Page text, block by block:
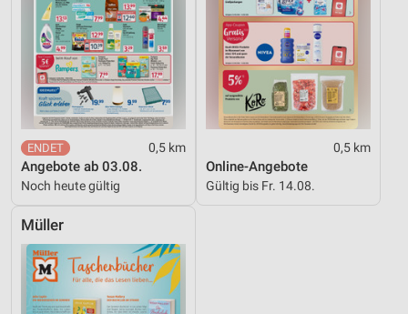
0,5 km
Angebote ab 03.08.
Noch heute gültig
0,5 km
Online-Angebote
Gültig bis Fr. 14.08.
Müller